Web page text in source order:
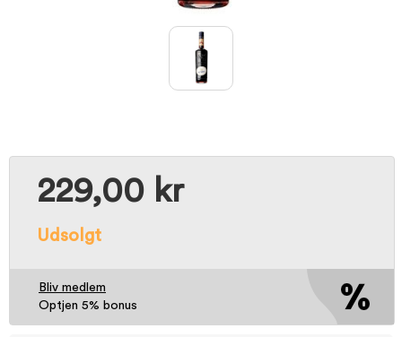
229,00 kr
Udsolgt
Bliv medlem
Optjen 5% bonus